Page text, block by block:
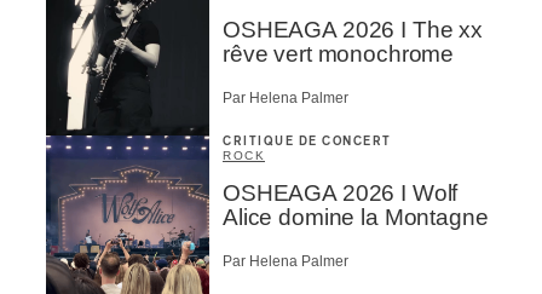
OSHEAGA 2026 I The xx
rêve vert monochrome
Par Helena Palmer
CRITIQUE DE CONCERT
ROCK
OSHEAGA 2026 I Wolf
Alice domine la Montagne
Par Helena Palmer